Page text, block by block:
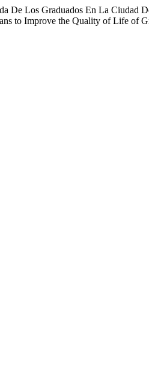
De Los Graduados En La
to Improve the Quality of Life of